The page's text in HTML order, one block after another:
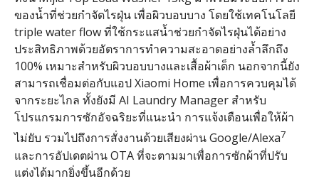
ของน้ำที่ช่วยกำจัดไรฝุ่น เพื่อผิวบอบบาง โดยใช้เทคโนโลยี
triple water flow ที่ใช้กระแสน้ำช่วยกำจัดไรฝุ่นได้อย่าง
ประสิทธิภาพด้วยอัตราการทำความสะอาดอย่างล้ำลึกถึง
100% เหมาะสำหรับผิวบอบบางและเสื้อผ้าเด็ก นอกจากนี้ยัง
สามารถเชื่อมต่อกับแอป Xiaomi Home เพื่อการควบคุมได้
จากระยะไกล ทั้งยังมี AI Laundry Manager สำหรับ
โปรแกรมการซักอัจฉริยะที่แนะนำ การแจ้งเตือนเพื่อให้ผ้า
ไม่ยับ รวมไปถึงการสั่งงานด้วยเสียงผ่าน Google/Alexa7
และการอัปเดตผ่าน OTA ที่จะตามมาเพื่อการซักผ้าที่ปรับ
แต่งได้มากยิ่งขึ้นอีกด้วย